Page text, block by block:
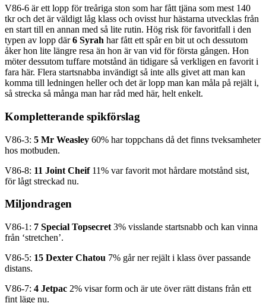
V86-6 är ett lopp för treåriga ston som har fått tjäna som mest 140
tkr och det är väldigt låg klass och ovisst hur hästarna utvecklas från
en start till en annan med så lite rutin. Hög risk för favoritfall i den
typen av lopp där6 Syrah har fått ett spår en bit ut och dessutom
åker hon lite längre resa än hon är van vid för första gången. Hon
möter dessutom tuffare motstånd än tidigare så verkligen en favorit i
fara här. Flera startsnabba invändigt så inte alls givet att man kan
komma till ledningen heller och det är lopp man kan måla på rejält i,
så strecka så många man har råd med här, helt enkelt.
Kompletterande spikförslag
V86-3: 5 Mr Weasley 60% har toppchans då det finns tveksamheter
hos motbuden.
V86-8: 11 Joint Cheif 11% var favorit mot hårdare motstånd sist,
för lågt streckad nu.
Miljondragen
V86-1: 7 Special Topsecret 3% visslande startsnabb och kan vinna
från ‘stretchen’.
V86-5: 15 Dexter Chatou 7% går ner rejält i klass över passande
distans.
V86-7: 4 Jetpac 2% visar form och är ute över rätt distans från ett
fint läge nu.